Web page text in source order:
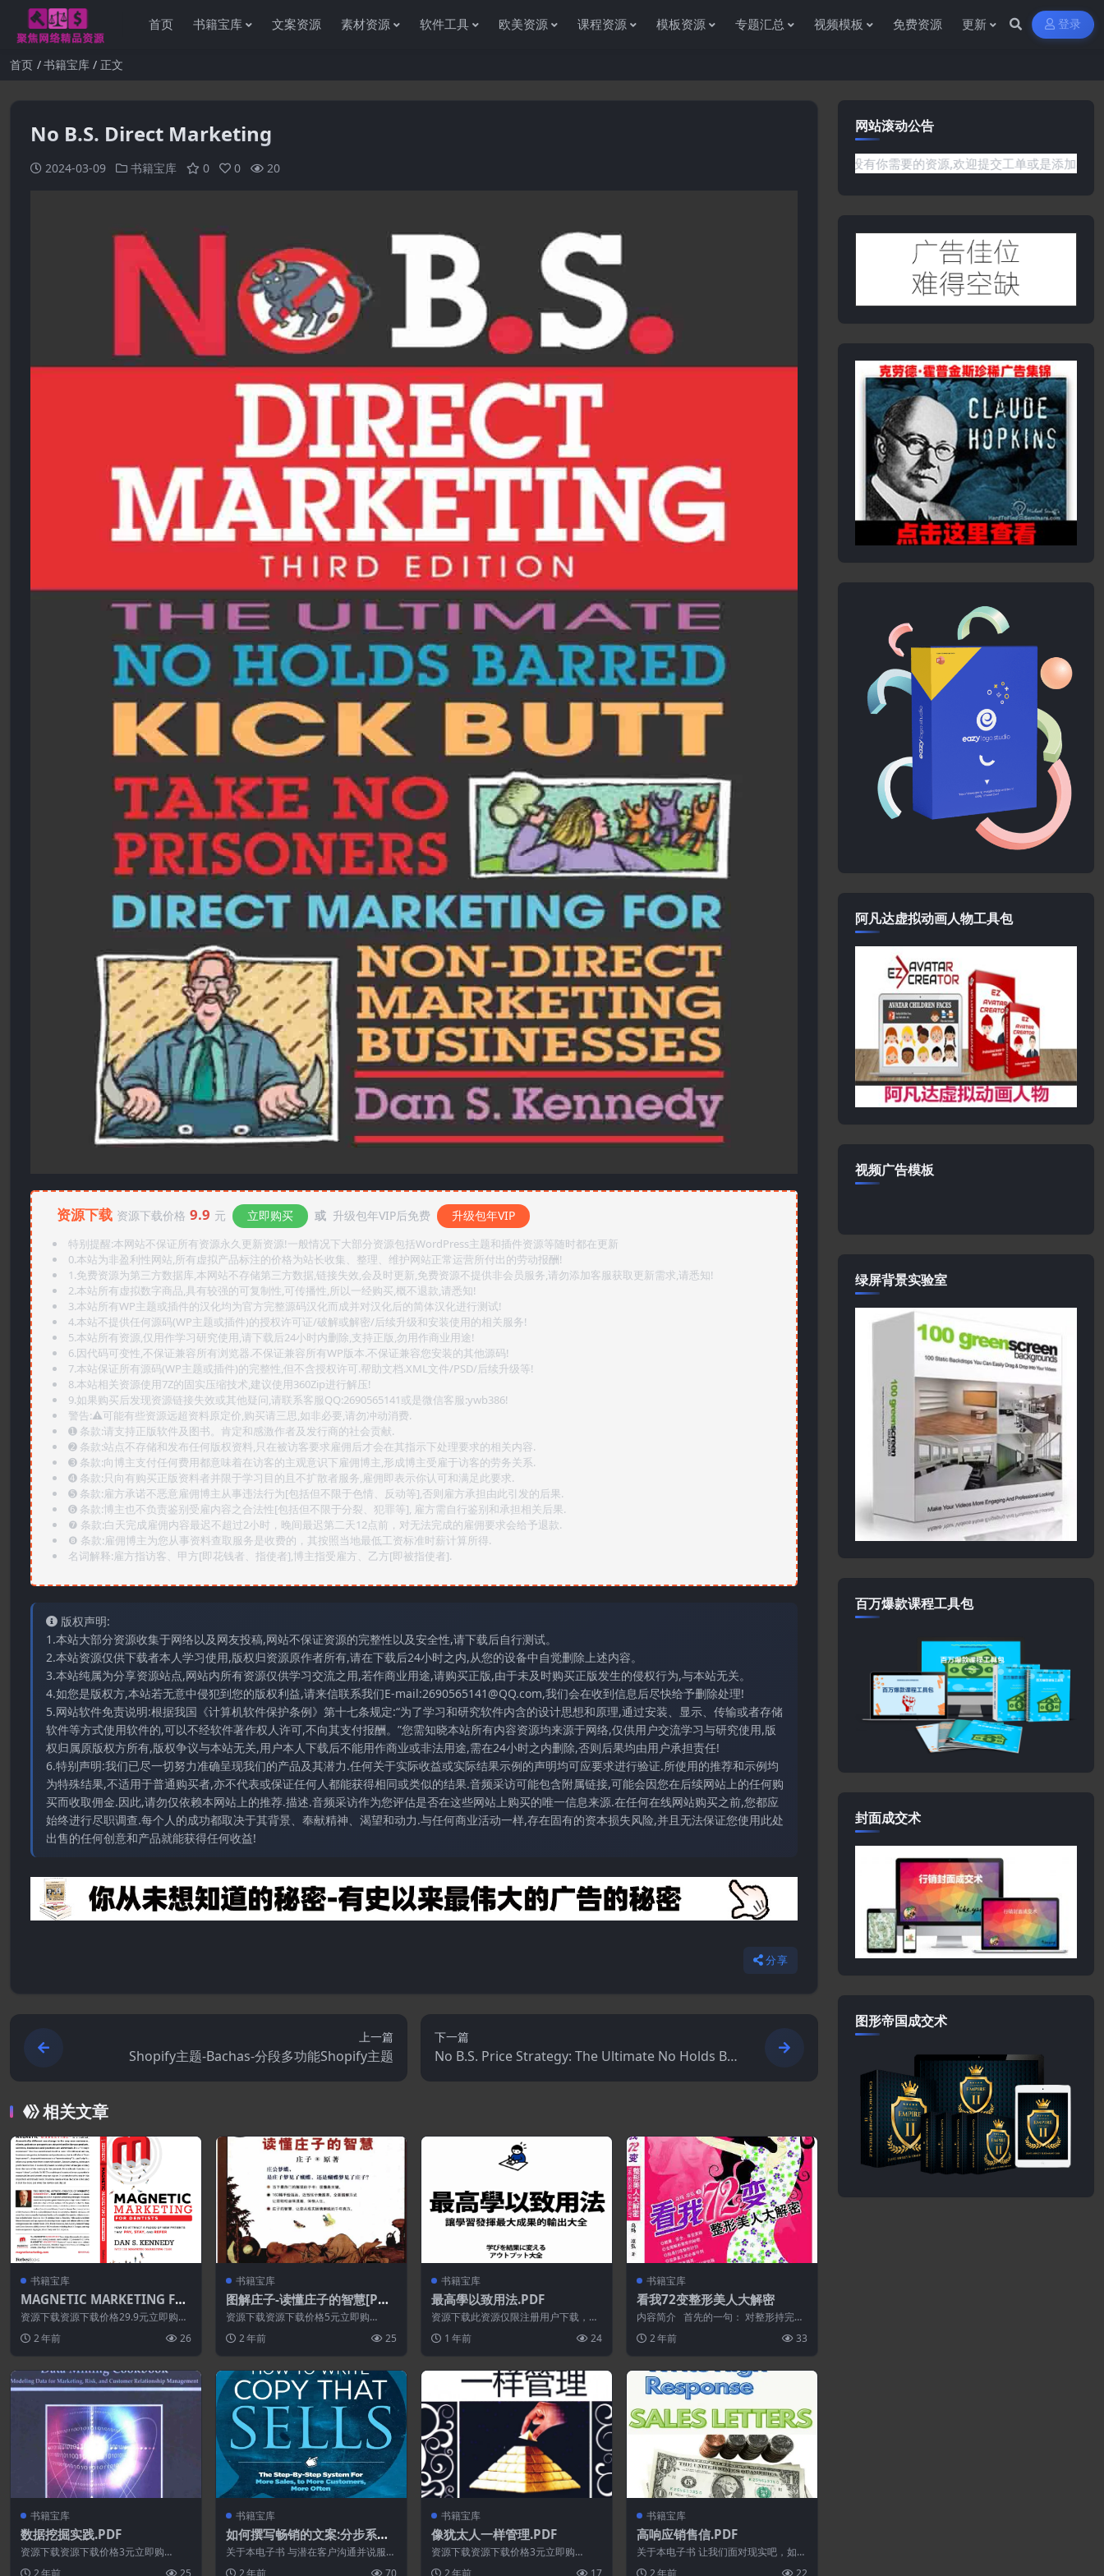
首页 书籍宝库 文案资源 素材资源 软件工具 欧美资源 课程资源 模板资源 专题汇总 视频模板 免费资源 更新 登录
首页 书籍宝库 正文
No B.S. Direct Marketing
2024-03-09 书籍宝库 0 0 20
资源下载 资源下载价格 9.9 元 立即购买 或 升级包年VIP后免费 升级包年VIP
特别提醒:本网站不保证所有资源永久更新资源!一般情况下大部分资源包括WordPress主题和插件资源等随时都在更新
0.本站为非盈利性网站,所有虚拟产品标注的价格为站长收集、整理、维护网站正常运营所付出的劳动报酬!
1.免费资源为第三方数据库,本网站不存储第三方数据,链接失效,会及时更新,免费资源不提供非会员服务,请勿添加客服获取更新需求,请悉知!
2.本站所有虚拟数字商品,具有较强的可复制性,可传播性,所以一经购买,概不退款,请悉知!
3.本站所有WP主题或插件的汉化均为官方完整源码汉化而成并对汉化后的简体汉化进行测试!
4.本站不提供任何源码(WP主题或插件)的授权许可证/破解或解密/后续升级和安装使用的相关服务!
5.本站所有资源,仅用作学习研究使用,请下载后24小时内删除,支持正版,勿用作商业用途!
6.因代码可变性,不保证兼容所有浏览器.不保证兼容所有WP版本.不保证兼容您安装的其他源码!
7.本站保证所有源码(WP主题或插件)的完整性,但不含授权许可.帮助文档.XML文件/PSD/后续升级等!
8.本站相关资源使用7Z的固实压缩技术,建议使用360Zip进行解压!
9.如果购买后发现资源链接失效或其他疑问,请联系客服QQ:2690565141或是微信客服:ywb386!
警告:⚠️可能有些资源远超资料原定价,购买请三思,如非必要,请勿冲动消费.
➊️ 条款:请支持正版软件及图书。肯定和感激作者及发行商的社会贡献.
➋️ 条款:站点不存储和发布任何版权资料,只在被访客要求雇佣后才会在其指示下处理要求的相关内容.
➌️ 条款:向博主支付任何费用都意味着在访客的主观意识下雇佣博主,形成博主受雇于访客的劳务关系.
➍️ 条款:只向有购买正版资料者并限于学习目的且不扩散者服务,雇佣即表示你认可和满足此要求.
➎ 条款:雇方承诺不恶意雇佣博主从事违法行为[包括但不限于色情、反动等],否则雇方承担由此引发的后果.
➏️ 条款:博主也不负责鉴别受雇内容之合法性[包括但不限于分裂、犯罪等], 雇方需自行鉴别和承担相关后果.
❼ 条款:白天完成雇佣内容最迟不超过2小时，晚间最迟第二天12点前，对无法完成的雇佣要求会给予退款.
❽ 条款:雇佣博主为您从事资料查取服务是收费的，其按照当地最低工资标准时薪计算所得.
名词解释:雇方指访客、甲方[即花钱者、指使者],博主指受雇方、乙方[即被指使者].
版权声明:
1.本站大部分资源收集于网络以及网友投稿,网站不保证资源的完整性以及安全性,请下载后自行测试。
2.本站资源仅供下载者本人学习使用,版权归资源原作者所有,请在下载后24小时之内,从您的设备中自觉删除上述内容。
3.本站纯属为分享资源站点,网站内所有资源仅供学习交流之用,若作商业用途,请购买正版,由于未及时购买正版发生的侵权行为,与本站无关。
4.如您是版权方,本站若无意中侵犯到您的版权利益,请来信联系我们E-mail:2690565141@QQ.com,我们会在收到信息后尽快给予删除处理!
5.网站软件免责说明:根据我国《计算机软件保护条例》第十七条规定:“为了学习和研究软件内含的设计思想和原理,通过安装、显示、传输或者存储
软件等方式使用软件的,可以不经软件著作权人许可,不向其支付报酬。”您需知晓本站所有内容资源均来源于网络,仅供用户交流学习与研究使用,版
权归属原版权方所有,版权争议与本站无关,用户本人下载后不能用作商业或非法用途,需在24小时之内删除,否则后果均由用户承担责任!
6.特别声明:我们已尽一切努力准确呈现我们的产品及其潜力.任何关于实际收益或实际结果示例的声明均可应要求进行验证.所使用的推荐和示例均
为特殊结果,不适用于普通购买者,亦不代表或保证任何人都能获得相同或类似的结果.音频采访可能包含附属链接,可能会因您在后续网站上的任何购
买而收取佣金.因此,请勿仅依赖本网站上的推荐.描述.音频采访作为您评估是否在这些网站上购买的唯一信息来源.在任何在线网站购买之前,您都应
始终进行尽职调查.每个人的成功都取决于其背景、奉献精神、渴望和动力.与任何商业活动一样,存在固有的资本损失风险,并且无法保证您使用此处
出售的任何创意和产品就能获得任何收益!
分享
上一篇
Shopify主题-Bachas-分段多功能Shopify主题
下一篇
No B.S. Price Strategy: The Ultimate No Holds Ba
相关文章
书籍宝库
MAGNETIC MARKETING FO
R DENTISTS
资源下载资源下载价格29.9元立即购买
特别提醒:本网站不保证所有资源永久更
新资源...
2 年前 26
书籍宝库
图解庄子-读懂庄子的智慧[PDF
高清版]
资源下载资源下载价格5元立即购
买 或 ...
2 年前 25
书籍宝库
最高學以致用法.PDF
资源下载此资源仅限注册用户下载，请
先登录特别提醒:本网站不保证所有资源
永久更新资...
1 年前 24
书籍宝库
看我72变整形美人大解密
内容简介 首先的一句： 对整形持完全
否定态度的人——因为他们不曾经受外
貌缺陷...
2 年前 33
书籍宝库
数据挖掘实践.PDF
资源下载资源下载价格3元立即购
2 年前 25
书籍宝库
如何撰写畅销的文案:分步系统.
以更频繁地向更多客户销售.PD
F
关于本电子书 与潜在客户沟通并说服他
2 年前 70
书籍宝库
像犹太人一样管理.PDF
资源下载资源下载价格3元立即购
2 年前 17
书籍宝库
高响应销售信.PDF
关于本电子书 让我们面对现实吧，如果
2 年前 22
网站滚动公告
感谢您访问资源杂货铺获取各种信息资源!如果遇到任何问题或是网站没有你需要的资源,欢迎提交工单或是添加客服微信
阿凡达虚拟动画人物工具包
视频广告模板
绿屏背景实验室
百万爆款课程工具包
封面成交术
图形帝国成交术